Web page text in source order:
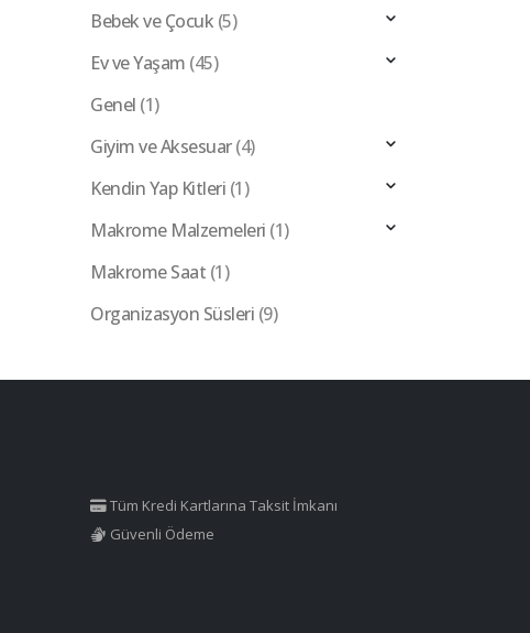
Bebek ve Çocuk (5)
Ev ve Yaşam (45)
Genel (1)
Giyim ve Aksesuar(4)
Kendin Yap Kitleri (1)
Makrome Malzemeleri (1)
Makrome Saat (1)
Organizasyon Süsleri (9)
Tüm Kredi Kartlarına Taksit İmkanı
Güvenli Ödeme